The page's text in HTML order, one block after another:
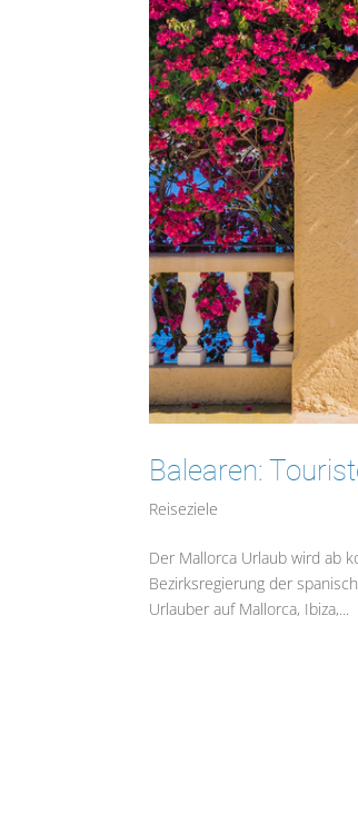
Balearen:
Reiseziele
Der Mallorca Urlaub wird ab
Bezirksregierung der
Urlauber auf Mallorca, Ibiza,...